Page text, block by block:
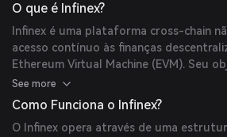
O que é Infinex?
Infinex é uma plataforma cross-chain
acesso contínuo às finanças
Ethereum Virtual Machine (EVM). Seu
eliminando barreiras comuns como
frases-semente e taxas de gas,
See more
Como Funciona o Infinex?
O Infinex opera através de uma